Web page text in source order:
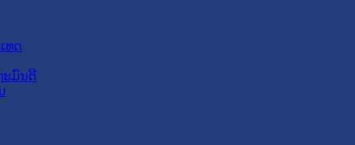
ທດ
ະມົນຕີ